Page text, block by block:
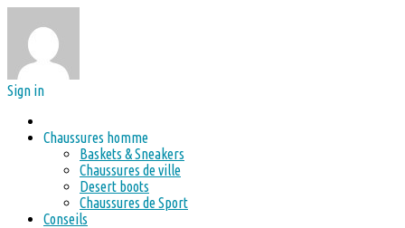
Sign in
Chaussures homme
Baskets & Sneakers
Chaussures de ville
Desert boots
Chaussures de Sport
Conseils